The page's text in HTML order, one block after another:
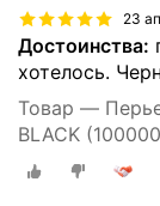
23
Достоинства:
хотелось.
Товар —
BLACK